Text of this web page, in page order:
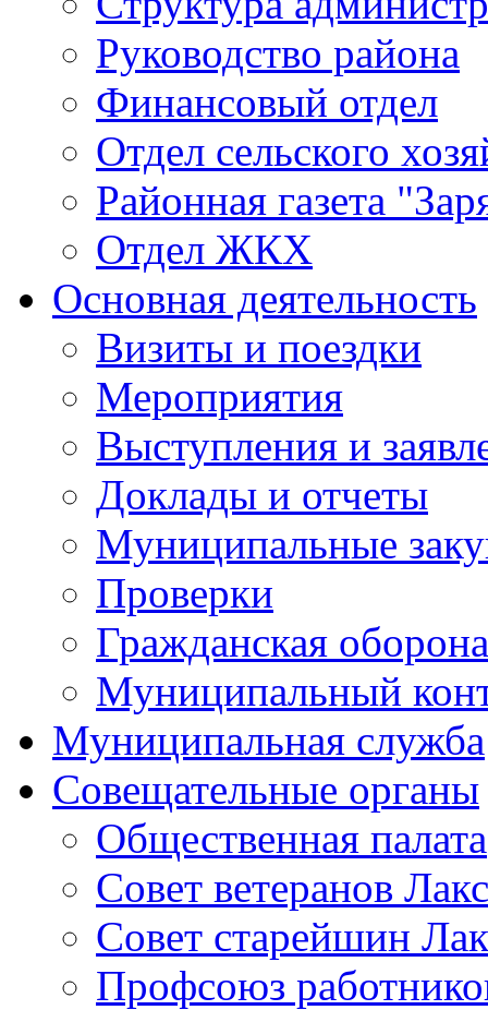
Руководство района
Финансовый отдел
Отдел сельского
Районная газета
Отдел ЖКХ
Основная деятельность
Визиты и поездки
Мероприятия
Выступления и
Доклады и отчеты
Муниципальные
Проверки
Гражданская
Муниципальный
Муниципальная служба
Совещательные органы
Общественная палата
Совет ветеранов
Совет старейшин
Профсоюз